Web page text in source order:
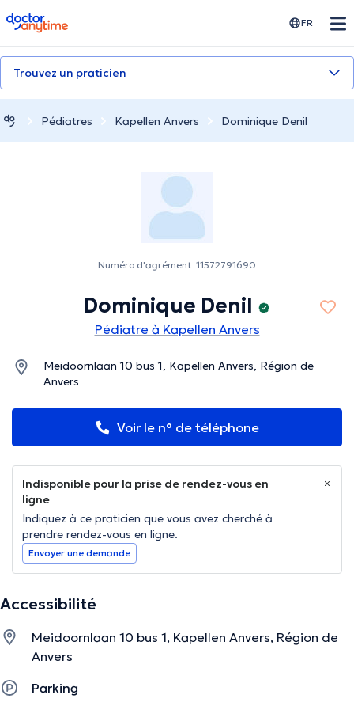
doctoranytime FR
Trouvez un praticien
Pédiatres Kapellen Anvers Dominique Denil
Numéro d'agrément: 11572791690
Dominique Denil
Pédiatre à Kapellen Anvers
Meidoornlaan 10 bus 1, Kapellen Anvers, Région de
Anvers
Voir le n° de téléphone
Indisponible pour la prise de rendez-vous en
ligne
Indiquez à ce praticien que vous avez cherché à
prendre rendez-vous en ligne.
Envoyer une demande
Accessibilité
Meidoornlaan 10 bus 1, Kapellen Anvers, Région de
Anvers
Parking